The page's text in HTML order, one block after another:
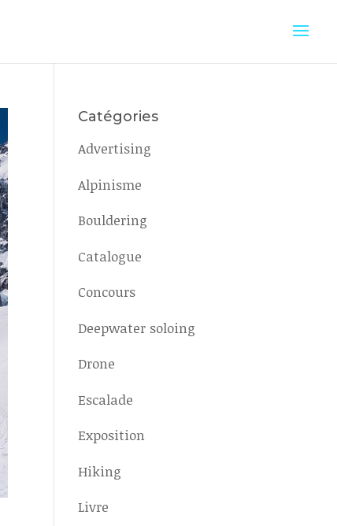
Catégories
Advertising
Alpinisme
Bouldering
Catalogue
Concours
Deepwater soloing
Drone
Escalade
Exposition
Hiking
Livre